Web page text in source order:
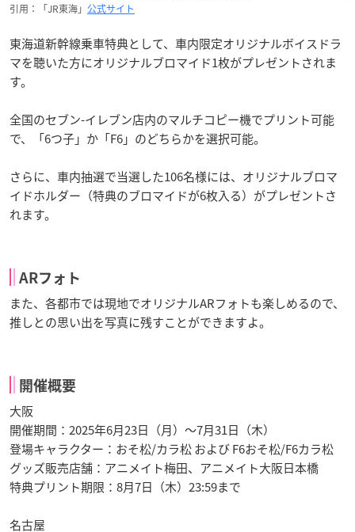
引用：「JR東海」 公式サイト
東海道新幹線乗車特典として、車内限定オリジナルボイスドラ
マを聴いた方にオリジナルブロマイド1枚がプレゼントされま
す。
全国のセブン-イレブン店内のマルチコピー機でプリント可能
で、「6つ子」か「F6」のどちらかを選択可能。
さらに、車内抽選で当選した106名様には、オリジナルブロマ
イドホルダー（特典のブロマイドが6枚入る）がプレゼントさ
れます。
ARフォト
また、各都市では現地でオリジナルARフォトも楽しめるので、
推しとの思い出を写真に残すことができますよ。
開催概要
大阪
開催期間：2025年6月23日（月）～7月31日（木）
登場キャラクター：おそ松/カラ松 および F6おそ松/F6カラ松
グッズ販売店舗：アニメイト梅田、アニメイト大阪日本橋
特典プリント期限：8月7日（木）23:59まで
名古屋